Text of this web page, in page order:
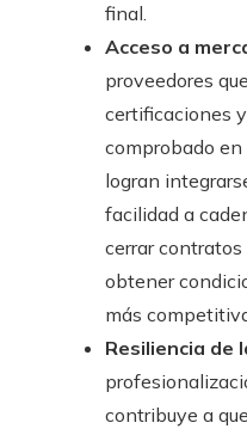
final.
Acceso a
proveedores
certificaciones
comprobado
logran
facilidad a
cerrar
obtener
más
Resiliencia de
contribuye a